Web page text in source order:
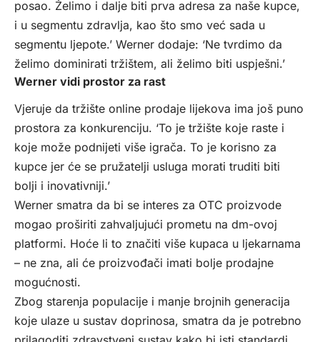
posao. Želimo i dalje biti prva adresa za naše kupce,
i u segmentu zdravlja, kao što smo već sada u
segmentu ljepote.’ Werner dodaje: ‘Ne tvrdimo da
želimo dominirati tržištem, ali želimo biti uspješni.’
Werner vidi prostor za rast
Vjeruje da tržište online prodaje lijekova ima još puno
prostora za konkurenciju. ‘To je tržište koje raste i
koje može podnijeti više igrača. To je korisno za
kupce jer će se pružatelji usluga morati truditi biti
bolji i inovativniji.’
Werner smatra da bi se interes za OTC proizvode
mogao proširiti zahvaljujući prometu na dm-ovoj
platformi. Hoće li to značiti više kupaca u ljekarnama
– ne zna, ali će proizvođači imati bolje prodajne
mogućnosti.
Zbog starenja populacije i manje brojnih generacija
koje ulaze u sustav doprinosa, smatra da je potrebno